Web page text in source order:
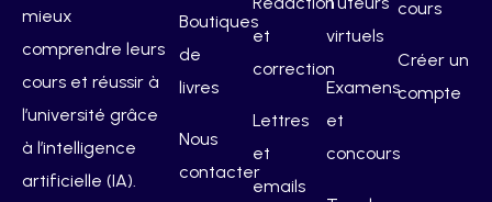
mieux
comprendre leurs
cours et réussir à
l’université grâce
à l’intelligence
artificielle (IA).
Boutiques
de
livres
Nous
contacter
et
correction
Lettres
et
emails
virtuels
Examens
et
concours
cours
Créer un
compte